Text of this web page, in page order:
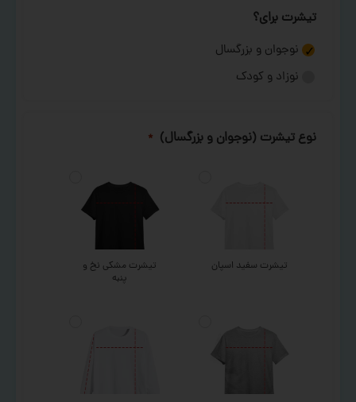
تیشرت برای؟
نوجوان و بزرگسال
نوزاد و کودک
نوع تیشرت (نوجوان و بزرگسال) *
تیشرت سفید اسپان
تیشرت مشکی نخ و
پنبه